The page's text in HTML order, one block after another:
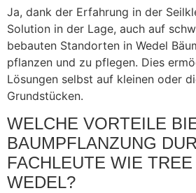
Ja, dank der Erfahrung in der
Solution in der Lage, auch auf
bebauten Standorten in Wedel
pflanzen und zu pflegen. Dies
Lösungen selbst auf kleinen oder
Grundstücken.
WELCHE VORTEILE
BAUMPFLANZUNG
FACHLEUTE WIE
WEDEL?